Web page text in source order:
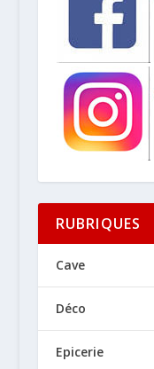
RUBRIQUES
Cave
Déco
Epicerie